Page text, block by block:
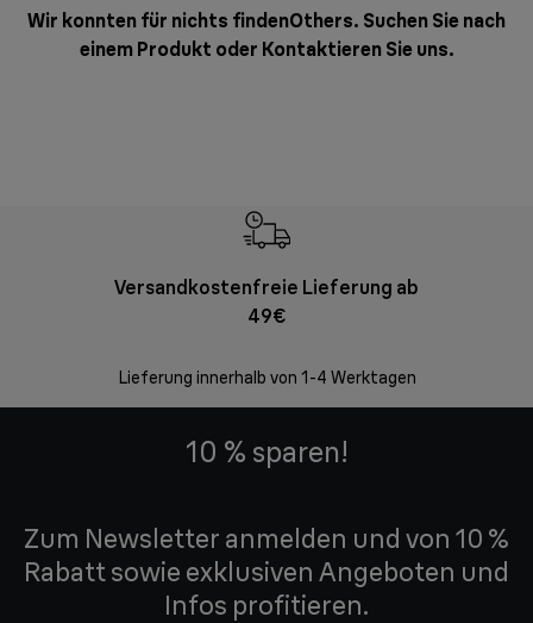
Wir konnten für nichts findenOthers. Suchen Sie nach
einem Produkt oder Kontaktieren Sie uns.
Versandkostenfreie Lieferung ab
49€
Lieferung innerhalb von 1-4 Werktagen
10 % sparen!
Zum Newsletter anmelden und von 10 %
Rabatt sowie exklusiven Angeboten und
Infos profitieren.